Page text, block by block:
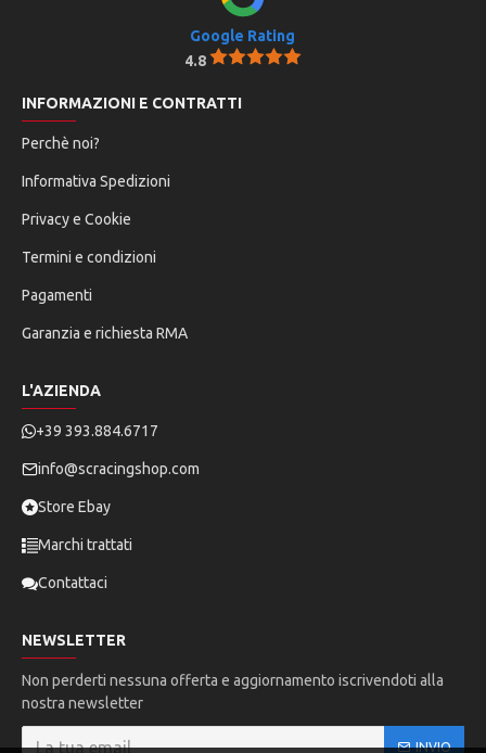
Google Rating
4.8
INFORMAZIONI E CONTRATTI
Perchè noi?
Informativa Spedizioni
Privacy e Cookie
Termini e condizioni
Pagamenti
Garanzia e richiesta RMA
L'AZIENDA
+39 393.884.6717
info@scracingshop.com
Store Ebay
Marchi trattati
Contattaci
NEWSLETTER
Non perderti nessuna offerta e aggiornamento iscrivendoti alla
nostra newsletter
INVIO